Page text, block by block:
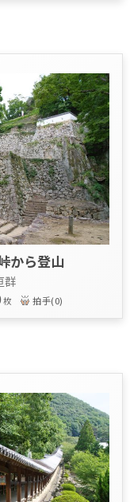
から登山
群
枚 拍手(0)